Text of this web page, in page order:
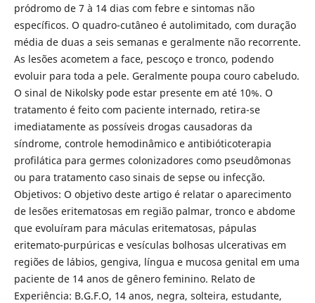
pródromo de 7 à 14 dias com febre e sintomas não
específicos. O quadro-cutâneo é autolimitado, com duração
média de duas a seis semanas e geralmente não recorrente.
As lesões acometem a face, pescoço e tronco, podendo
evoluir para toda a pele. Geralmente poupa couro cabeludo.
O sinal de Nikolsky pode estar presente em até 10%. O
tratamento é feito com paciente internado, retira-se
imediatamente as possíveis drogas causadoras da
síndrome, controle hemodinâmico e antibióticoterapia
profilática para germes colonizadores como pseudômonas
ou para tratamento caso sinais de sepse ou infecção.
Objetivos: O objetivo deste artigo é relatar o aparecimento
de lesões eritematosas em região palmar, tronco e abdome
que evoluíram para máculas eritematosas, pápulas
eritemato-purpúricas e vesículas bolhosas ulcerativas em
regiões de lábios, gengiva, língua e mucosa genital em uma
paciente de 14 anos de gênero feminino. Relato de
Experiência: B.G.F.O, 14 anos, negra, solteira, estudante,